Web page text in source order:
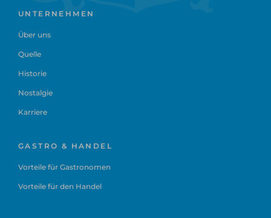
UNTERNEHMEN
Über uns
Quelle
Historie
Nostalgie
Karriere
GASTRO & HANDEL
Vorteile für Gastronomen
Vorteile für den Handel